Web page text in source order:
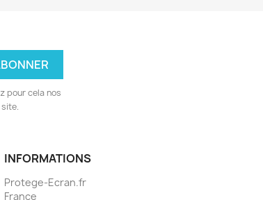
pour cela nos
INFORMATIONS
Protege-Ecran.fr
France